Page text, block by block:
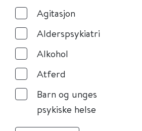
Agitasjon
Alderspsykiatri
Alkohol
Atferd
Barn og unges
psykiske helse